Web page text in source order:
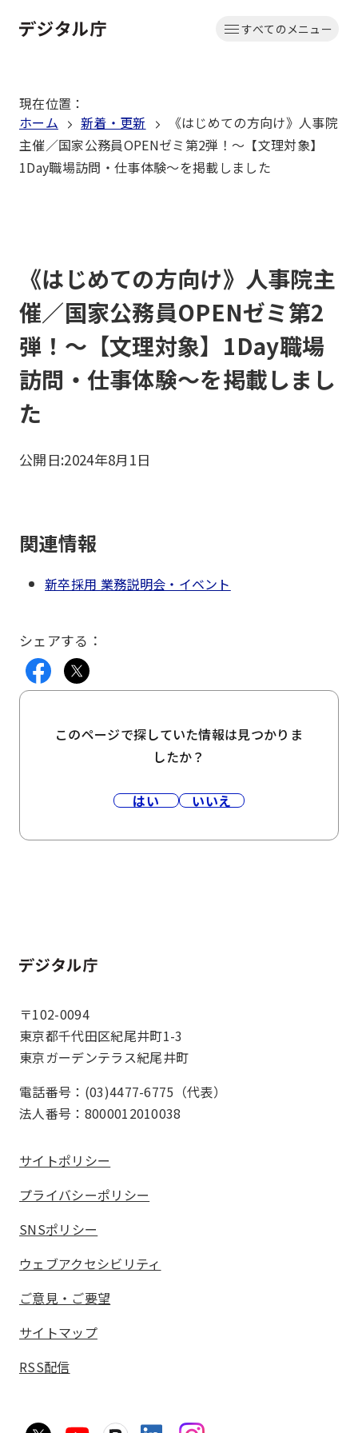
文
動
すべてのメニュー
現在位置 ：
ホーム
新着・更新
《はじめての方向け》人事院
主催／国家公務員OPENゼミ第2弾！～【文理対象】
1Day職場訪問・仕事体験～を掲載しました
《はじめての方向け》人事院主
催／国家公務員OPENゼミ第2
弾！～【文理対象】1Day職場
訪問・仕事体験～を掲載しまし
た
公開日:2024年8月1日
関連情報
新卒採用 業務説明会・イベント
シェアする：
このページで探していた情報は見つかりま
したか？
はい いいえ
ホーム
〒102-0094
東京都千代田区紀尾井町1-3
東京ガーデンテラス紀尾井町
電話番号：(03)4477-6775（代表）
法人番号：8000012010038
サイトポリシー
プライバシーポリシー
SNSポリシー
ウェブアクセシビリティ
ご意見・ご要望
サイトマップ
RSS配信